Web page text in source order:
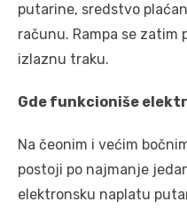
putarine, sredstvo
računu. Rampa se zatim
izlaznu traku.
Gde funkcioniše
Na čeonim i većim
postoji po najmanje
elektronsku naplatu